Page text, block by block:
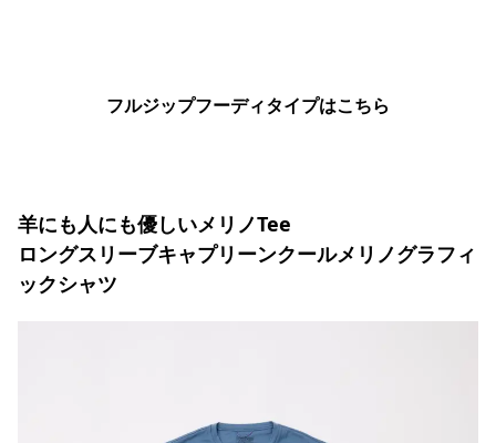
フルジップフーディタイプはこちら
羊にも人にも優しいメリノTee
ロングスリーブキャプリーンクールメリノグラフィ
ックシャツ